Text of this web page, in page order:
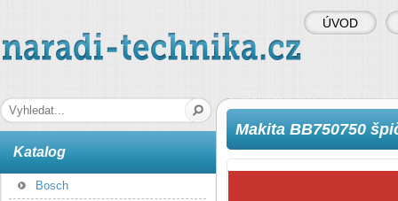
naradi-technika.cz
Makita BB750750
Katalog
Bosch
ÚVOD
Hledaná fráze